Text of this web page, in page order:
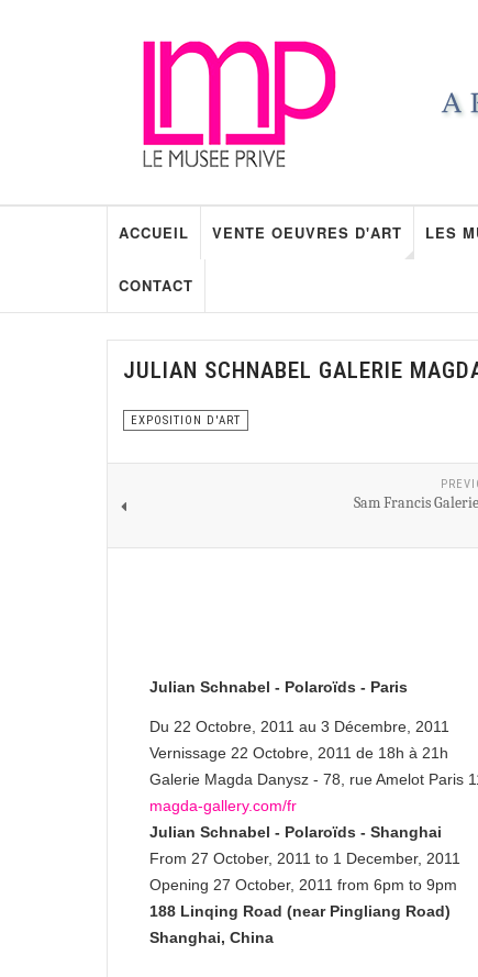
ACCUEIL VENTE OEUVRES D'ART LES
CONTACT
JULIAN SCHNABEL GALERIE
EXPOSITION D'ART
Sam Francis
Julian Schnabel - Polaroïds - Paris
Du 22 Octobre, 2011 au 3 Décembre, 2011
Vernissage 22 Octobre, 2011 de 18h à 21h
Galerie Magda Danysz - 78, rue Amelot Paris
magda-gallery.com/fr
Julian Schnabel - Polaroïds - Shanghai
From 27 October, 2011 to 1 December, 2011
Opening 27 October, 2011 from 6pm to 9pm
188 Linqing Road (near Pingliang Road)
Shanghai, China